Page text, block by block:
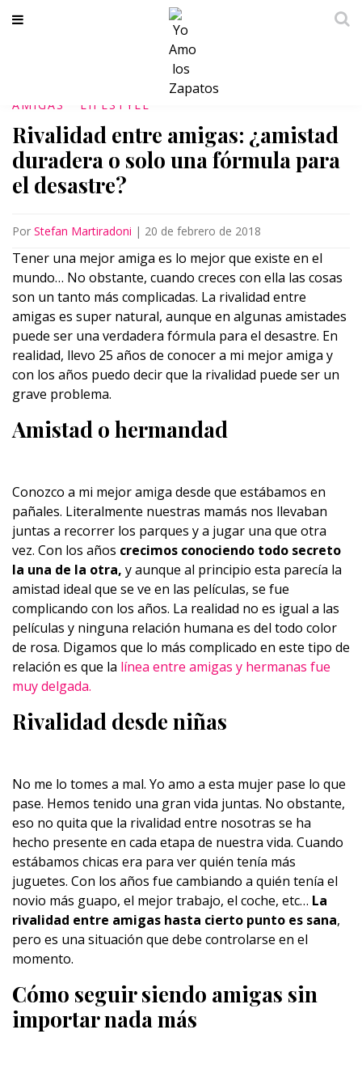
AMIGAS LIFESTYLE
Rivalidad entre amigas: ¿amistad
duradera o solo una fórmula para
el desastre?
Por Stefan Martiradoni | 20 de febrero de 2018
Tener una mejor amiga es lo mejor que existe en el
mundo… No obstante, cuando creces con ella las cosas
son un tanto más complicadas. La rivalidad entre
amigas es super natural, aunque en algunas amistades
puede ser una verdadera fórmula para el desastre. En
realidad, llevo 25 años de conocer a mi mejor amiga y
con los años puedo decir que la rivalidad puede ser un
grave problema.
Amistad o hermandad
Conozco a mi mejor amiga desde que estábamos en
pañales. Literalmente nuestras mamás nos llevaban
juntas a recorrer los parques y a jugar una que otra
vez. Con los años crecimos conociendo todo secreto
la una de la otra, y aunque al principio esta parecía la
amistad ideal que se ve en las películas, se fue
complicando con los años. La realidad no es igual a las
películas y ninguna relación humana es del todo color
de rosa. Digamos que lo más complicado en este tipo de
relación es que la línea entre amigas y hermanas fue
muy delgada.
Rivalidad desde niñas
No me lo tomes a mal. Yo amo a esta mujer pase lo que
pase. Hemos tenido una gran vida juntas. No obstante,
eso no quita que la rivalidad entre nosotras se ha
hecho presente en cada etapa de nuestra vida. Cuando
estábamos chicas era para ver quién tenía más
juguetes. Con los años fue cambiando a quién tenía el
novio más guapo, el mejor trabajo, el coche, etc… La
rivalidad entre amigas hasta cierto punto es sana,
pero es una situación que debe controlarse en el
momento.
Cómo seguir siendo amigas sin
importar nada más